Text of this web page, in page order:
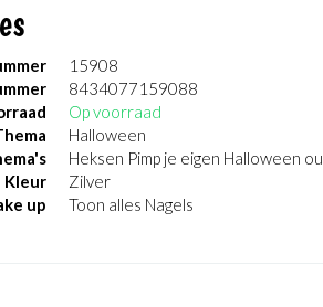
15908
8434077159088
Op voorraad
Halloween
Heksen Pimp je eigen Halloween
Kleur
Zilver
up
Toon alles Nagels